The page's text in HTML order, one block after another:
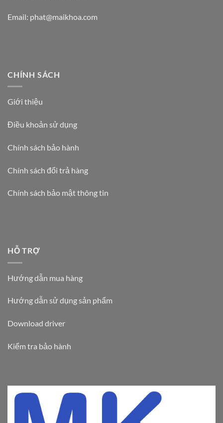
Email: phat@maikhoa.com
CHÍNH SÁCH
Giới thiệu
Điều khoản sử dụng
Chính sách bảo hành
Chính sách đổi trả hàng
Chính sách bảo mật thông tin
HỖ TRỢ
Hướng dẫn mua hàng
Hướng dẫn sử dụng sản phẩm
Download driver
Kiểm tra bảo hành